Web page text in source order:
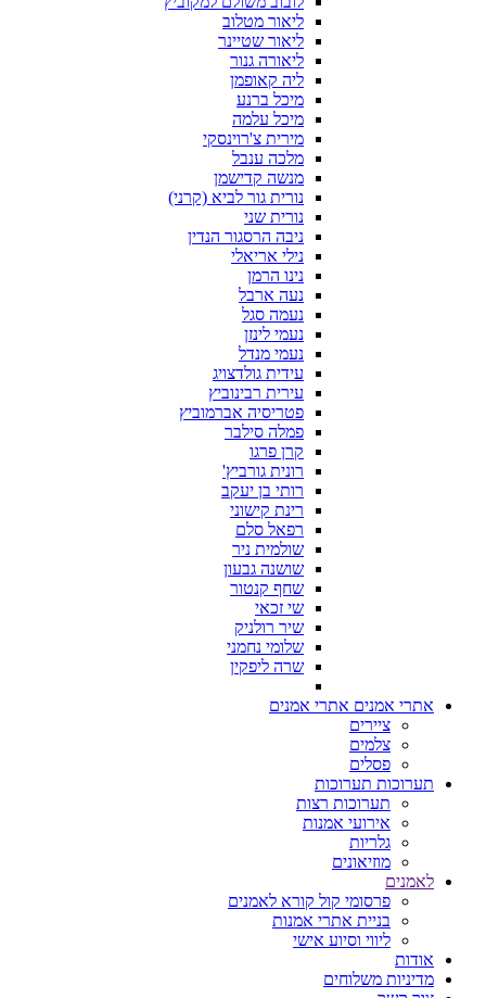
ליאור מטלוב
ליאור שטיינר
ליאורה גנור
ליה קאופמן
מיכל ברנע
מיכל עלמה
מירית צ'רוינסקי
מלכה ענבל
מנשה קדישמן
נורית גור לביא (קרני)
נורית שני
ניבה הרסגור הנדין
נילי אריאלי
נינו הרמן
נעה ארבל
נעמה סגל
נעמי לינזן
נעמי מנדל
עידית גולדצויג
עירית רבינוביץ
פטריסיה אברמוביץ
פמלה סילבר
קרן פרגו
רונית גורביץ'
רותי בן יעקב
רינת קישוני
רפאל סלם
שולמית ניר
שושנה גבעון
שחף קנטור
שי זכאי
שיר רולניק
שלומי נחמני
שרה ליפקין
אתרי אמנים אתרי אמנים
ציירים
צלמים
פסלים
תערוכות תערוכות
תערוכות רצות
אירועי אמנות
גלריות
מוזיאונים
לאמנים
פרסומי קול קורא לאמנים
בניית אתרי אמנות
ליווי וסיוע אישי
אודות
מדיניות משלוחים